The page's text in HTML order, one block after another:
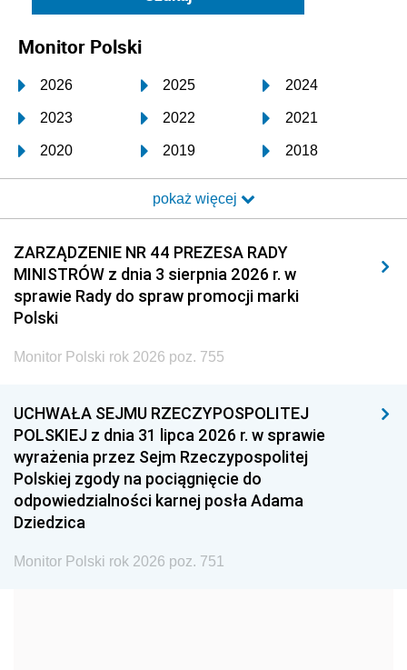
Monitor Polski
2026 2025 2024
2023 2022 2021
2020 2019 2018
2017 2016 2015
2014 2013 2012
2011 2010 2009
2008 2007 2006
2005
1996 1995 1994
1993 1992 1991
1990 1989
1987 1986 1985
pokaż więcej
ZARZĄDZENIE NR 44 PREZESA RADY
MINISTRÓW z dnia 3 sierpnia 2026 r. w
sprawie Rady do spraw promocji marki
Polski
Monitor Polski rok 2026 poz. 755
UCHWAŁA SEJMU RZECZYPOSPOLITEJ
POLSKIEJ z dnia 31 lipca 2026 r. w sprawie
wyrażenia przez Sejm Rzeczypospolitej
Polskiej zgody na pociągnięcie do
odpowiedzialności karnej posła Adama
Dziedzica
Monitor Polski rok 2026 poz. 751